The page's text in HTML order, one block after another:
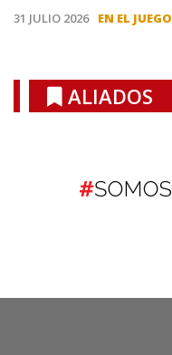
31 JULIO 2026 EN EL JUEGO
ALIADOS